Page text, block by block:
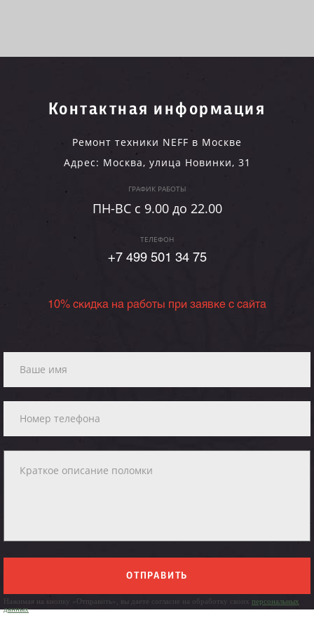
Контактная информация
Ремонт техники NEFF в Москве
Адрес: Москва, улица Новинки, 31
ГРАФИК РАБОТЫ
ПН-ВC c 9.00 до 22.00
ТЕЛЕФОН
+7 499 501 34 75
10% скидка на работы при заявке с сайта
ОТПРАВИТЬ
Нажимая на кнопку «Отправить», вы даете согласие на обработку своих персональных
данных